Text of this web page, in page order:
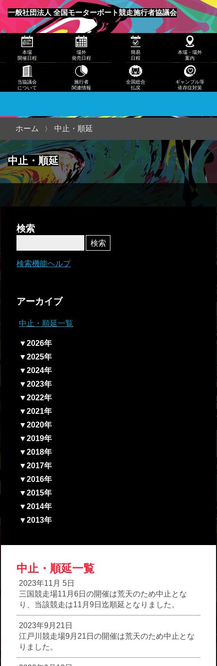
一般社団法人 全国モーターボート競走施行者協議会
メニュー
発売
日程
日程
本
場・
当協
議会
につ
いて
本場
開催日程
場外
発売日程
簡易
日程
本場・場外
案内
当協議会
について
施行者
関連情報
全国総合
払戻
ギャンブル等
依存症対策
中止・順延
ホーム 中止・順延
検索
検索機能ヘルプ
アーカイブ
中止・順延一覧
▼2026年
▼2025年
▼2024年
▼2023年
▼2022年
▼2021年
▼2020年
▼2019年
▼2018年
▼2017年
▼2016年
▼2015年
▼2014年
▼2013年
中止・順延一覧
2023年11月 5日
三国競走場11月6日の開催は荒天のため中止とな
り、当該競走は11月9日迄順延となりました。
2023年9月21日
江戸川競走場9月21日の開催は荒天のため中止とな
りました。